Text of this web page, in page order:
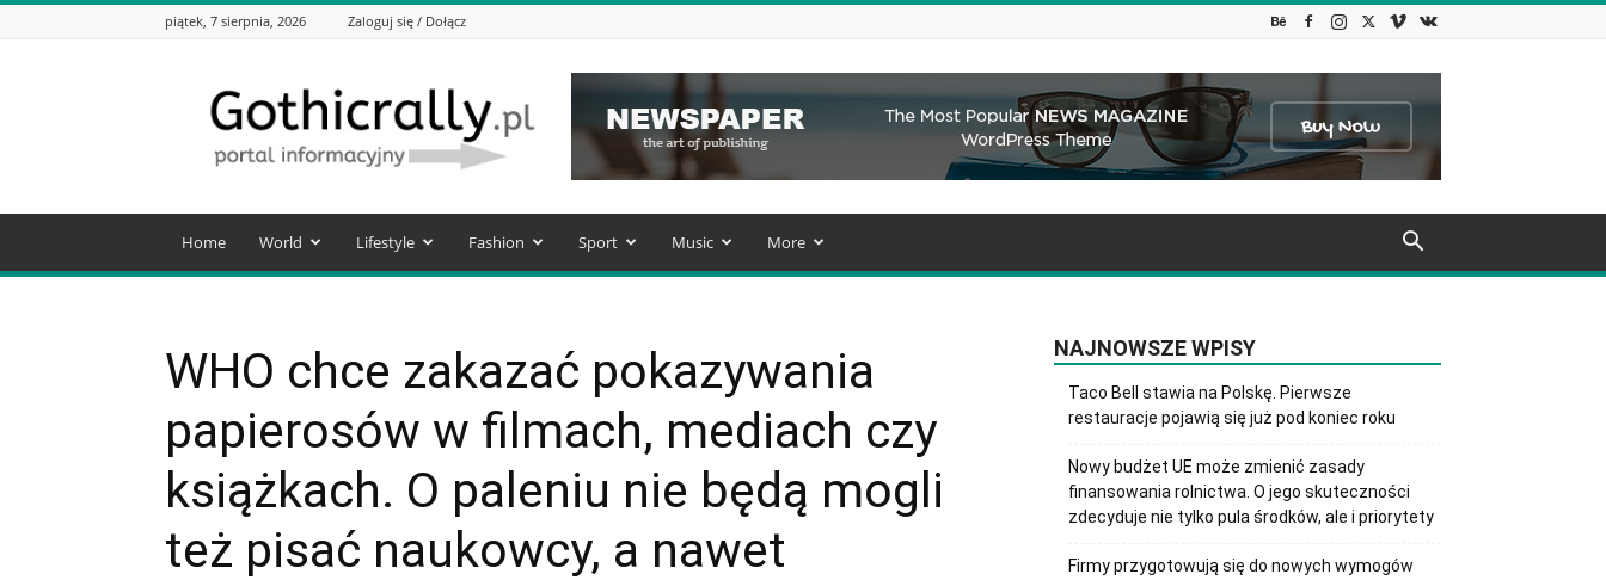
piątek, 7 sierpnia, 2026 Zaloguj się / Dołącz
Gothicrally.pl
Home World Lifestyle Fashion Sport Music More
WHO chce zakazać pokazywania
papierosów w filmach, mediach czy
książkach. O paleniu nie będą mogli
też pisać naukowcy, a nawet
NAJNOWSZE WPISY
Taco Bell stawia na Polskę. Pierwsze
restauracje pojawią się już pod koniec roku
Nowy budżet UE może zmienić zasady
finansowania rolnictwa. O jego skuteczności
zdecyduje nie tylko pula środków, ale i priorytety
Firmy przygotowują się do nowych wymogów